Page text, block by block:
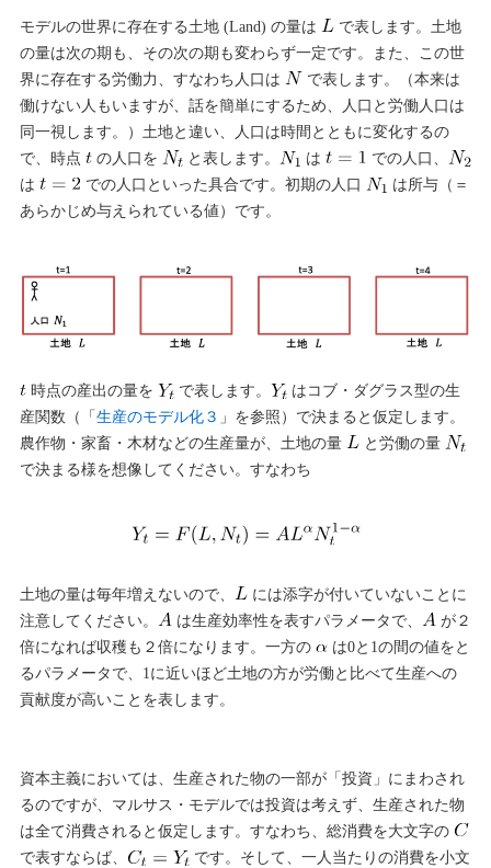
モデルの世界に存在する土地 (Land) の量は
で表します。土地
の量は次の期も、その次の期も変わらず一定です。また、この世
界に存在する労働力、すなわち人口は
で表します。（本来は
働けない人もいますが、話を簡単にするため、人口と労働人口は
同一視します。）土地と違い、人口は時間とともに変化するの
で、時点
の人口を と表します。 は
での人口、
は
での人口といった具合です。初期の人口
は所与（＝
あらかじめ与えられている値）です。
時点の産出の量を で表します。
はコブ・ダグラス型の生
産関数（「 生産のモデル化３ 」を参照）で決まると仮定します。
農作物・家畜・木材などの生産量が、土地の量
と労働の量
で決まる様を想像してください。すなわち
土地の量は毎年増えないので、
には添字が付いていないことに
注意してください。
は生産効率性を表すパラメータで、
が２
倍になれば収穫も２倍になります。一方の
は0と1の間の値をと
るパラメータで、1に近いほど土地の方が労働と比べて生産への
貢献度が高いことを表します。
資本主義においては、生産された物の一部が「投資」にまわされ
るのですが、マルサス・モデルでは投資は考えず、生産された物
は全て消費されると仮定します。すなわち、総消費を大文字の
で表すならば、
です。そして、一人当たりの消費を小文